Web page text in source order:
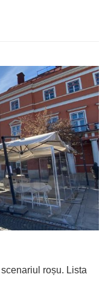
roșu. Lista